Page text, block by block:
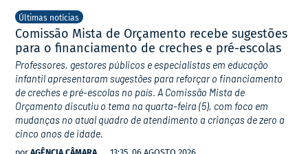
Últimas notícias
Comissão Mista de Orçamento recebe sugestões
para o financiamento de creches e pré-escolas
Professores, gestores públicos e especialistas em educação
infantil apresentaram sugestões para reforçar o financiamento
de creches e pré-escolas no país. A Comissão Mista de
Orçamento discutiu o tema na quarta-feira (5), com foco em
mudanças no atual quadro de atendimento a crianças de zero a
cinco anos de idade.